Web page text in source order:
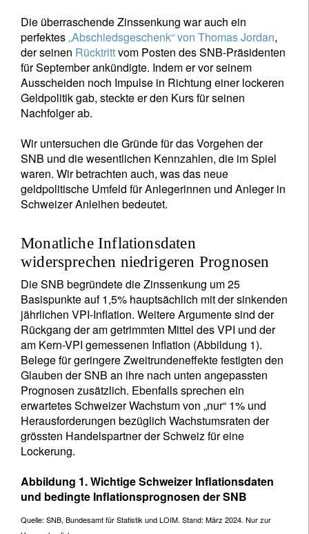
Die überraschende Zinssenkung war auch ein
perfektes„Abschiedsgeschenk“ von Thomas Jordan,
der seinen Rücktrittvom Posten des SNB-Präsidenten
für September ankündigte. Indem er vor seinem
Ausscheiden noch Impulse in Richtung einer lockeren
Geldpolitik gab, steckte er den Kurs für seinen
Nachfolger ab.
Wir untersuchen die Gründe für das Vorgehen der
SNB und die wesentlichen Kennzahlen, die im Spiel
waren. Wir betrachten auch, was das neue
geldpolitische Umfeld für Anlegerinnen und Anleger in
Schweizer Anleihen bedeutet.
Monatliche Inflationsdaten
widersprechen niedrigeren Prognosen
Die SNB begründete die Zinssenkung um 25
Basispunkte auf 1,5% hauptsächlich mit der sinkenden
jährlichen VPI-Inflation. Weitere Argumente sind der
Rückgang der am getrimmten Mittel des VPI und der
am Kern-VPI gemessenen Inflation (Abbildung 1).
Belege für geringere Zweitrundeneffekte festigten den
Glauben der SNB an ihre nach unten angepassten
Prognosen zusätzlich. Ebenfalls sprechen ein
erwartetes Schweizer Wachstum von „nur“ 1% und
Herausforderungen bezüglich Wachstumsraten der
grössten Handelspartner der Schweiz für eine
Lockerung.
Abbildung 1. Wichtige Schweizer Inflationsdaten
und bedingte Inflationsprognosen der SNB
Quelle: SNB, Bundesamt für Statistik und LOIM. Stand: März 2024. Nur zur